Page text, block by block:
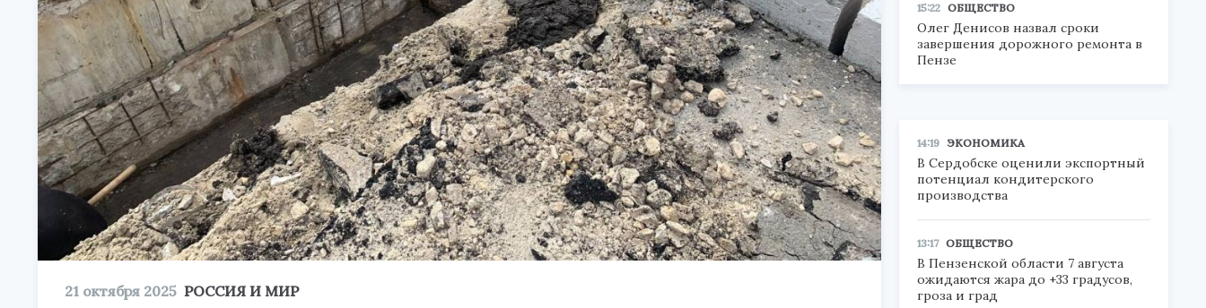
21 октября 2025 РОССИЯ И МИР
15:22 ОБЩЕСТВО
Олег Денисов назвал сроки
завершения дорожного ремонта в
Пензе
14:19 ЭКОНОМИКА
В Сердобске оценили экспортный
потенциал кондитерского
производства
13:17 ОБЩЕСТВО
В Пензенской области 7 августа
ожидаются жара до +33 градусов,
гроза и град